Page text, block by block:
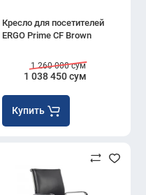
Кресло для посетителей
ERGO Prime CF Brown
1 038 450 сум
1 260 000 сум
Купить